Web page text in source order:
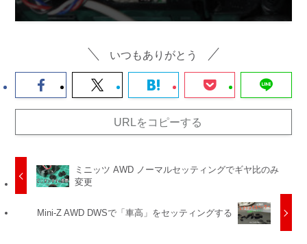
いつもありがとう
URLをコピーする
ミニッツ AWD ノーマルセッティングでギヤ比のみ
変更
Mini-Z AWD DWSで「車高」をセッティングする